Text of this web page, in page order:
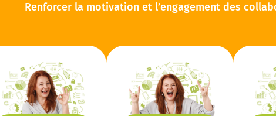
Renforcer la motivation et l’engagement des